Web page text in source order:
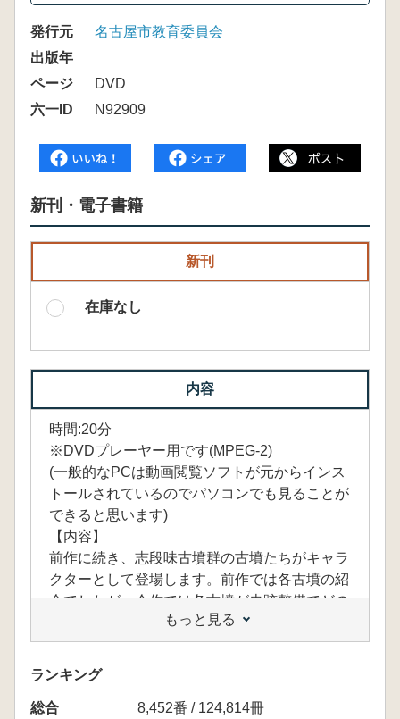
発行元
名古屋市教育委員会
出版年
ページ
DVD
六一ID
N92909
新刊・電子書籍
新刊
在庫なし
内容
時間:20分
※DVDプレーヤー用です(MPEG-2)
(一般的なPCは動画閲覧ソフトが元からインス
トールされているのでパソコンでも見ることが
できると思います)
【内容】
前作に続き、志段味古墳群の古墳たちがキャラ
クターとして登場します。前作では各古墳の紹
介でしたが、今作では各古墳が史跡整備でどの
ようになっていくか紹介されています。また、
後半では各古墳の現在の様子の撮影に説明文が
付された動画が収録されています。背景楽曲は
「古墳deコーフン!」(まりこふん)。同時収録の
「埴輪氏武のヒミツ」は子供たちにもわかりや
もっと見る
ランキング
総合
8,452番 / 124,814冊